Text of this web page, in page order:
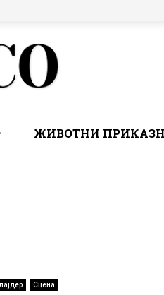
ЖИВОТНИ
Сцена